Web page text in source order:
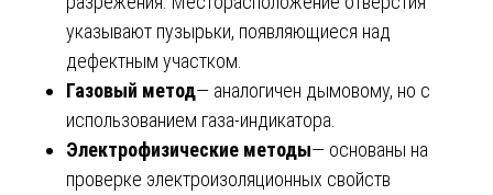
указывают пузырьки, появляющиеся над
дефектным участком.
Газовый метод— аналогичен дымовому, но с
использованием газа-индикатора.
Электрофизические методы— основаны на
проверке электроизоляционных свойств